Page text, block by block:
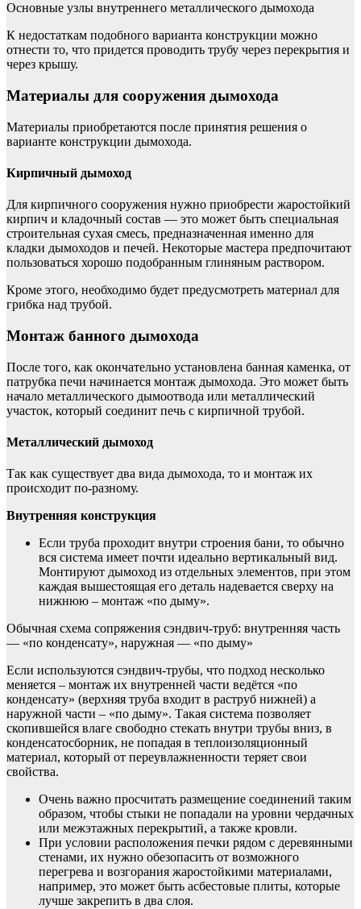
Основные узлы внутреннего металлического дымохода
К недостаткам подобного варианта конструкции можно
отнести то, что придется проводить трубу через перекрытия и
через крышу.
Материалы для сооружения дымохода
Материалы приобретаются после принятия решения о
варианте конструкции дымохода.
Кирпичный дымоход
Для кирпичного сооружения нужно приобрести жаростойкий
кирпич и кладочный состав — это может быть специальная
строительная сухая смесь, предназначенная именно для
кладки дымоходов и печей. Некоторые мастера предпочитают
пользоваться хорошо подобранным глиняным раствором.
Кроме этого, необходимо будет предусмотреть материал для
грибка над трубой.
Монтаж банного дымохода
После того, как окончательно установлена банная каменка, от
патрубка печи начинается монтаж дымохода. Это может быть
начало металлического дымоотвода или металлический
участок, который соединит печь с кирпичной трубой.
Металлический дымоход
Так как существует два вида дымохода, то и монтаж их
происходит по-разному.
Внутренняя конструкция
Если труба проходит внутри строения бани, то обычно
вся система имеет почти идеально вертикальный вид.
Монтируют дымоход из отдельных элементов, при этом
каждая вышестоящая его деталь надевается сверху на
нижнюю – монтаж «по дыму».
Обычная схема сопряжения сэндвич-труб: внутренняя часть
— «по конденсату», наружная — «по дыму»
Если используются сэндвич-трубы, что подход несколько
меняется – монтаж их внутренней части ведётся «по
конденсату» (верхняя труба входит в раструб нижней) а
наружной части – «по дыму». Такая система позволяет
скопившейся влаге свободно стекать внутри трубы вниз, в
конденсатосборник, не попадая в теплоизоляционный
материал, который от переувлажненности теряет свои
свойства.
Очень важно просчитать размещение соединений таким
образом, чтобы стыки не попадали на уровни чердачных
или межэтажных перекрытий, а также кровли.
При условии расположения печки рядом с деревянными
стенами, их нужно обезопасить от возможного
перегрева и возгорания жаростойкими материалами,
например, это может быть асбестовые плиты, которые
лучше закрепить в два слоя.